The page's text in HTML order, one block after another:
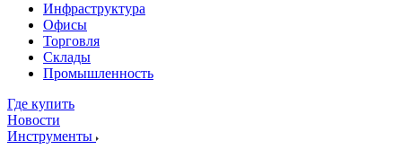
Инфраструктура
Офисы
Торговля
Склады
Промышленность
Где купить
Новости
Инструменты